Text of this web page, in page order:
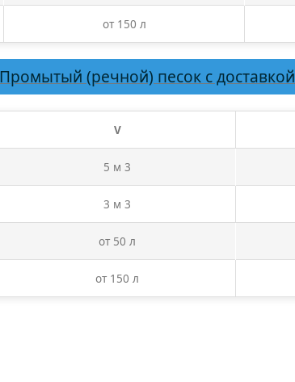
от 150 л
(речной) песок с доставкой
V
5 м 3
3 м 3
от 50 л
от 150 л